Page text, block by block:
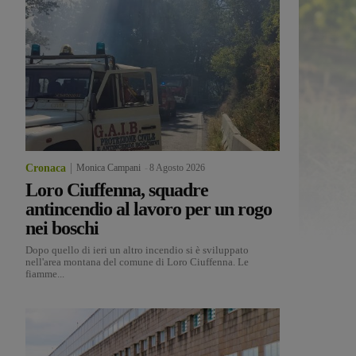
Cronaca Monica Campani 8 Agosto 2026
Loro Ciuffenna, squadre
antincendio al lavoro per un rogo
nei boschi
Dopo quello di ieri un altro incendio si è sviluppato
nell'area montana del comune di Loro Ciuffenna. Le
fiamme...